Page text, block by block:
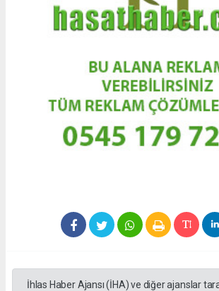
İhlas Haber Ajansı (İHA) ve diğer ajanslar